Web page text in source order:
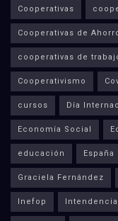
Cooperativas
Cooperativas de
cooperativas de
Cooperativismo
cursos Día
Economía Social
educación España
Graciela Fernández
Inefop